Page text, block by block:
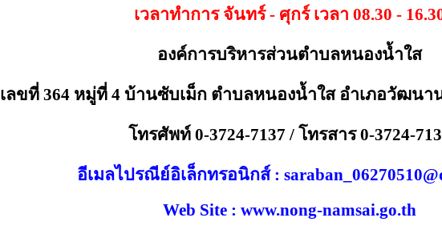
เวลาทำการ จันทร์ - ศุกร์ เวลา 08.30 -
องค์การบริหารส่วนตำบลหนองน้ำใส
เลขที่ 364 หมู่ที่ 4 บ้านซับเม็ก ตำบลหนองน้ำใส อำเภอวัฒนา
โทรศัพท์ 0-3724-7137 / โทรสาร 0-3724-
อีเมลไปรณีย์อิเล็กทรอนิกส์ :
Web Site : www.nong-namsai.go.th